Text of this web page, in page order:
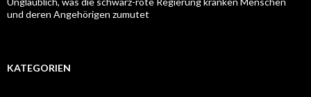
und deren Angehörigen zumutet
KATEGORIEN